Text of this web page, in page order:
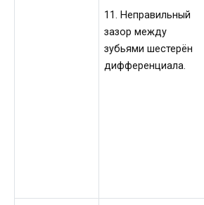
11. Неправильный
зазор между
зубьями шестерён
дифференциала.